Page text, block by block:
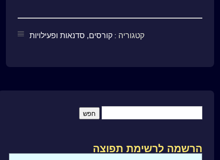
קטגוריה : קורסים, סדנאות ופעילויות
הרשמה לרשימת תפוצה